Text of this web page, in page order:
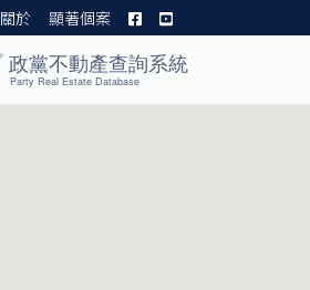
關於 顯著個案